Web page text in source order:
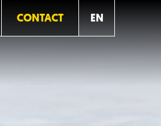
EN
CONTACT